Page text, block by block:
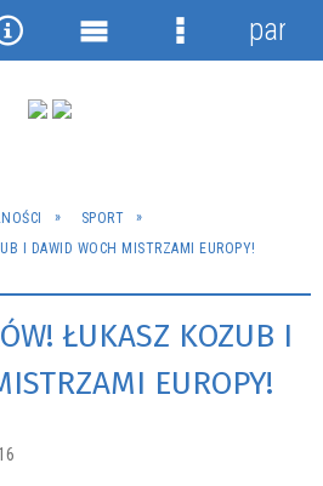
SPORT
I DAWID WOCH MISTRZAMI EUROPY!
ŁUKASZ KOZUB I
EUROPY!
Menu
Menu
panel